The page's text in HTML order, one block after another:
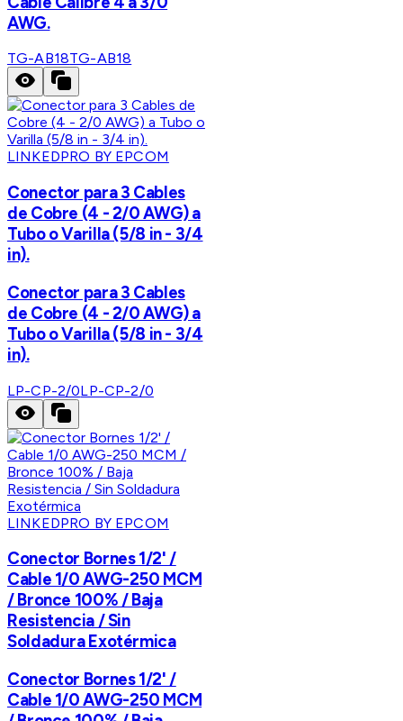
AWG.
TG-AB18TG-AB18
LINKEDPRO BY EPCOM
Conector para 3 Cables
de Cobre (4 - 2/0 AWG) a
Tubo o Varilla (5/8 in - 3/4
in).
Conector para 3 Cables
de Cobre (4 - 2/0 AWG) a
Tubo o Varilla (5/8 in - 3/4
in).
LP-CP-2/0LP-CP-2/0
LINKEDPRO BY EPCOM
Conector Bornes 1/2' /
Cable 1/0 AWG-250 MCM
/ Bronce 100% / Baja
Resistencia / Sin
Soldadura Exotérmica
Conector Bornes 1/2' /
Cable 1/0 AWG-250 MCM